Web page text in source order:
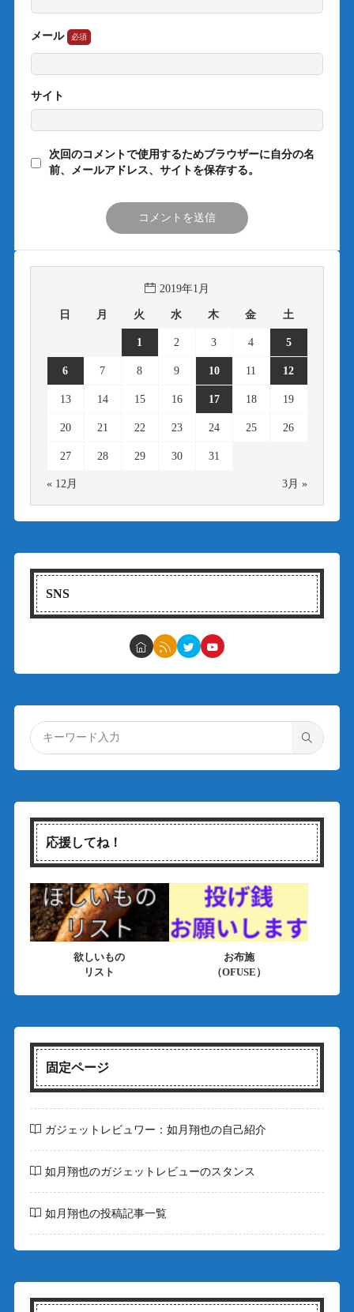
メール
サイト
次回のコメントで使用するためブラウザーに自分の名
前、メールアドレス、サイトを保存する。
2019年1月
日 月 火 水 木 金 土
1 2 3 4 5
6 7 8 9 10 11 12
13 14 15 16 17 18 19
20 21 22 23 24 25 26
27 28 29 30 31
« 12月 3月 »
SNS
応援してね！
欲しいもの
リスト
お布施
（OFUSE）
固定ページ
ガジェットレビュワー：如月翔也の自己紹介
如月翔也のガジェットレビューのスタンス
如月翔也の投稿記事一覧